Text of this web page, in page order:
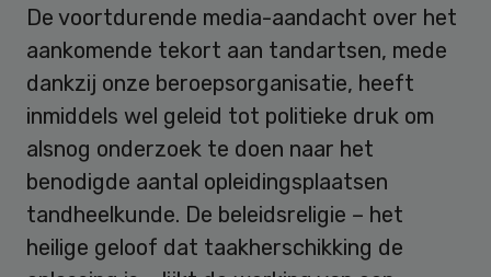
De voortdurende media-aandacht over het
aankomende tekort aan tandartsen, mede
dankzij onze beroepsorganisatie, heeft
inmiddels wel geleid tot politieke druk om
alsnog onderzoek te doen naar het
benodigde aantal opleidingsplaatsen
tandheelkunde. De beleidsreligie – het
heilige geloof dat taakherschikking de